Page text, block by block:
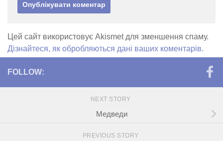
Цей сайт використовує Akismet для зменшення спаму.
Дізнайтеся, як обробляються дані ваших коментарів.
FOLLOW:
NEXT STORY
Медведи
PREVIOUS STORY